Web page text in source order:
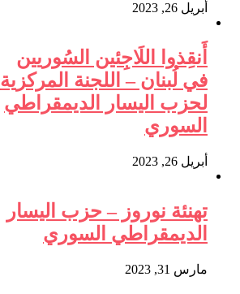
أبريل 26, 2023
أَنقِذوا اللَاجِئين السُوريين
في لُبنان – اللجنة المركزية
لحزب اليسار الديمقراطي
السوري
أبريل 26, 2023
تهنئة نوروز – حزب اليسار
الديمقراطي السوري
مارس 31, 2023